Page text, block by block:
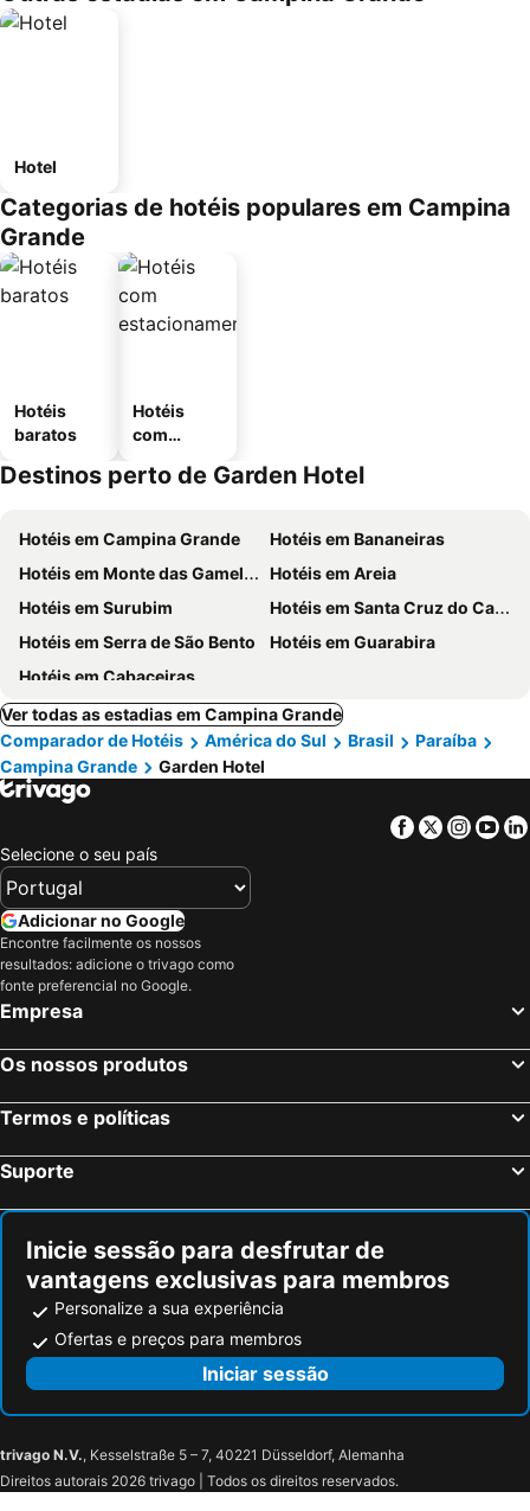
Hotel
Categorias de hotéis populares em Campina
Grande
Hotéis
baratos
Hotéis
com
mento
Destinos perto de Garden Hotel
Hotéis em Campina Grande
Hotéis em Bananeiras
Hotéis em Monte das Gameleiras
Hotéis em Areia
Hotéis em Surubim
Hotéis em Santa Cruz do Capibaribe
Hotéis em Serra de São Bento
Hotéis em Guarabira
Hotéis em Cabaceiras
Ver todas as estadias em Campina Grande
Comparador de Hotéis
América do Sul Brasil
Paraíba
Campina Grande
Garden Hotel
Facebook
Twitter
Selecione o seu país
Adicionar no Google
Encontre facilmente os nossos
resultados: adicione o trivago como
fonte preferencial no Google.
Empresa
Os nossos produtos
Termos e políticas
Suporte
Inicie sessão para desfrutar de
vantagens exclusivas para membros
Personalize a sua experiência
Ofertas e preços para membros
Iniciar sessão
trivago N.V., Kesselstraße 5 – 7, 40221 Düsseldorf, Alemanha
Direitos autorais 2026 trivago | Todos os direitos reservados.